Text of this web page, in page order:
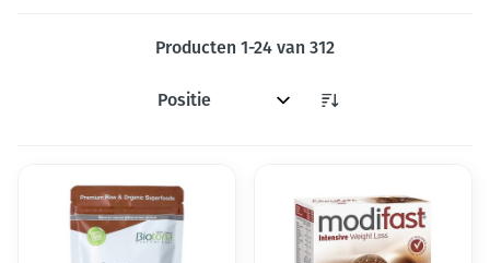
Producten 1-24 van 312
Sorteer op: